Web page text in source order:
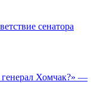
сенатора
генерал Хомчак?» —